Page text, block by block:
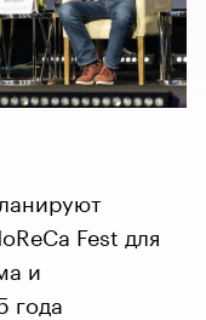
Fest для
и
года